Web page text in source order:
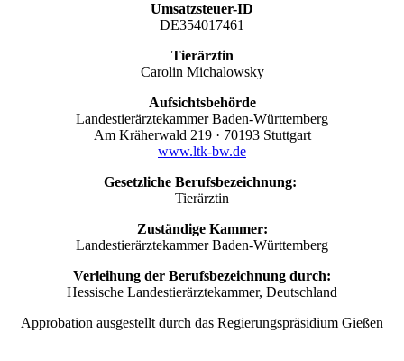
Umsatzsteuer-ID
DE354017461
Tierärztin
Carolin Michalowsky
Aufsichtsbehörde
Landestierärztekammer Baden-Württemberg
Am Kräherwald 219 · 70193 Stuttgart
www.ltk-bw.de
Gesetzliche Berufsbezeichnung:
Tierärztin
Zuständige Kammer:
Landestierärztekammer Baden-Württemberg
Verleihung der Berufsbezeichnung durch:
Hessische Landestierärztekammer, Deutschland
Approbation ausgestellt durch das Regierungspräsidium Gießen